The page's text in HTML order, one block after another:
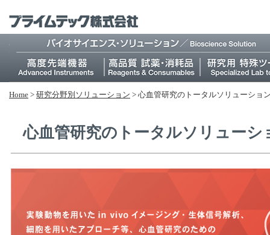
Home > 研究分野別ソリューション > 心血管研究のトータルソリューショ
心血管研究のトータルソリューシ